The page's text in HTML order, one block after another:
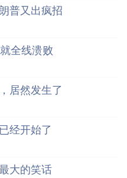
普又出疯招
全线溃败
居然发生了
经开始了
大的笑话